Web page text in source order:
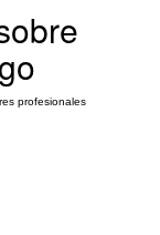
profesionales